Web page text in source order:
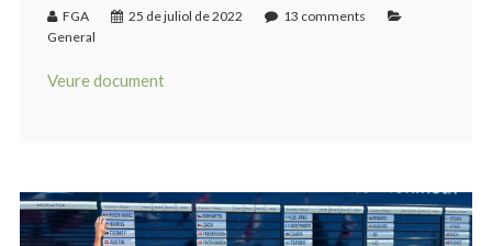
FGA 25 de juliol de 2022
13 comments
General
Veure document